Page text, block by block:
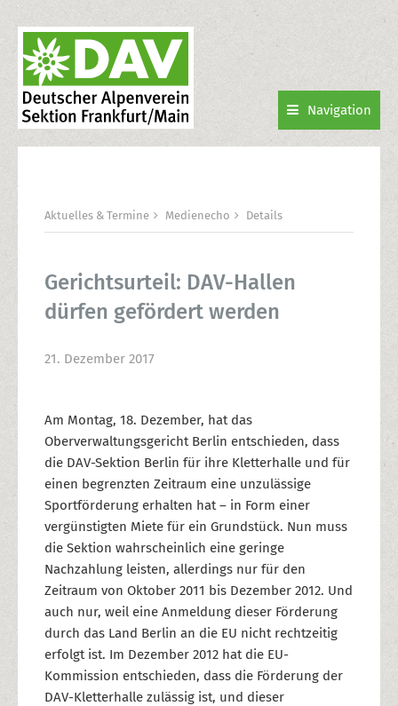
Navigation
Aktuelles & Termine Medienecho Details
Gerichtsurteil: DAV-Hallen
dürfen gefördert werden
21. Dezember 2017
Am Montag, 18. Dezember, hat das
Oberverwaltungsgericht Berlin entschieden, dass
die DAV-Sektion Berlin für ihre Kletterhalle und für
einen begrenzten Zeitraum eine unzulässige
Sportförderung erhalten hat – in Form einer
vergünstigten Miete für ein Grundstück. Nun muss
die Sektion wahrscheinlich eine geringe
Nachzahlung leisten, allerdings nur für den
Zeitraum von Oktober 2011 bis Dezember 2012. Und
auch nur, weil eine Anmeldung dieser Förderung
durch das Land Berlin an die EU nicht rechtzeitig
erfolgt ist. Im Dezember 2012 hat die EU-
Kommission entschieden, dass die Förderung der
DAV-Kletterhalle zulässig ist, und dieser